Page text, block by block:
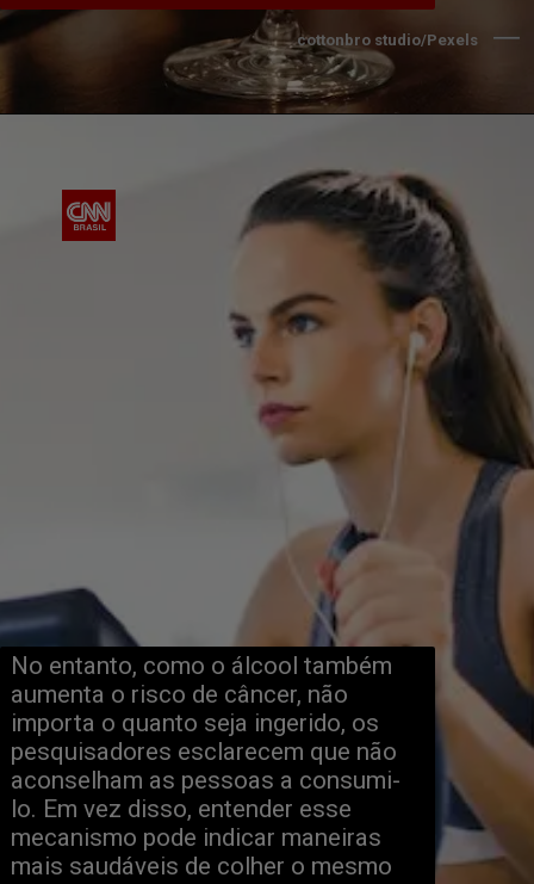
cottonbro studio/Pexels
No entanto, como o álcool também
aumenta o risco de câncer, não
importa o quanto seja ingerido, os
pesquisadores esclarecem que não
aconselham as pessoas a consumi-
lo. Em vez disso, entender esse
mecanismo pode indicar maneiras
mais saudáveis de colher o mesmo